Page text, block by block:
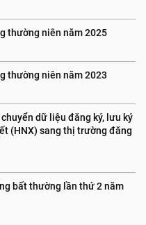
thường niên năm 2025
thường niên năm 2023
dữ liệu đăng ký, lưu ký
(HNX) sang thị trường đăng
bất thường lần thứ 2 năm